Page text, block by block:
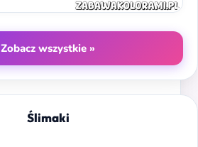
Zobacz wszystkie »
Ślimaki